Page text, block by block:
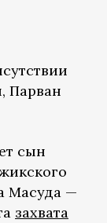
Парван
сын
Масуда —
захвата